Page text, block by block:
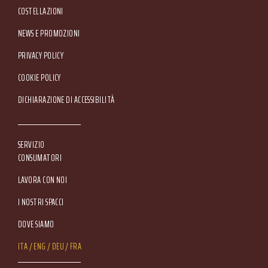
COSTELLAZIONI
NEWS E PROMOZIONI
Footer Service Menu
PRIVACY POLICY
COOKIE POLICY
DICHIARAZIONE DI ACCESSIBILITÀ
SERVIZIO
CONSUMATORI
LAVORA CON NOI
I NOSTRI SPACCI
DOVE SIAMO
Lang Menu
ITA ENG DEU FRA